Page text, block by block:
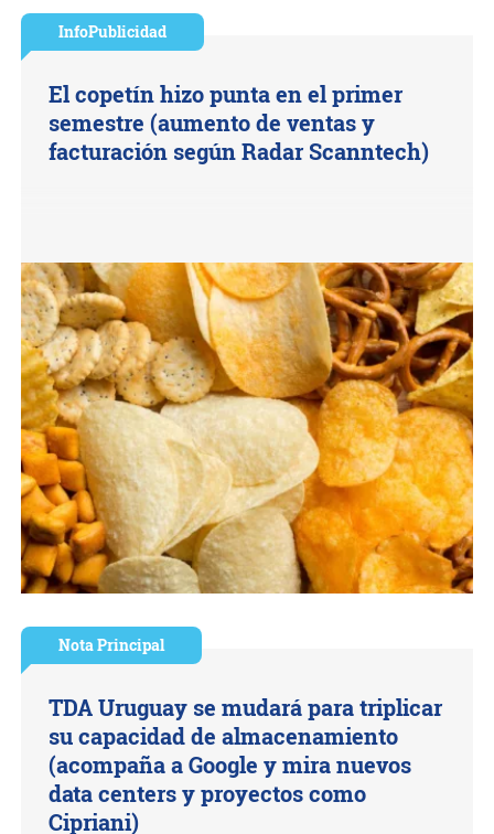
InfoPublicidad
El copetín hizo punta en el primer
semestre (aumento de ventas y
facturación según Radar Scanntech)
Nota Principal
TDA Uruguay se mudará para triplicar
su capacidad de almacenamiento
(acompaña a Google y mira nuevos
data centers y proyectos como
Cipriani)